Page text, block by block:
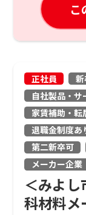
こ
正社員
自社製品・サ
家賃補助・転
退職金制度あ
第二新卒可
メーカー企業
＜みよ
科材料メ